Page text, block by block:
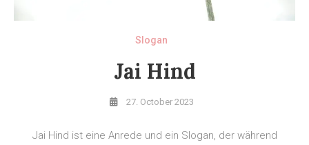
Slogan
Jai Hind
27. October 2023
Jai Hind ist eine Anrede und ein Slogan, der während